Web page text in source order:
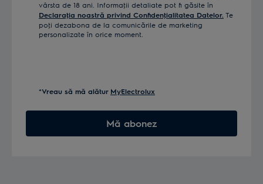
vârsta de 18 ani. Informaţii detaliate pot fi găsite în
Declaraţia noastră privind Confidenţialitatea Datelor. Te
poţi dezabona de la comunicările de marketing
personalizate în orice moment.
*Vreau să mă alătur MyElectrolux
Mă abonez